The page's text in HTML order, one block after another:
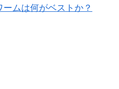
ムは何がベストか？